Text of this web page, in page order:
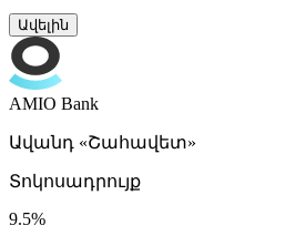
Ավելին
AMIO Bank
Ավանդ «Շահավետ»
Տոկոսադրույք
9.5%